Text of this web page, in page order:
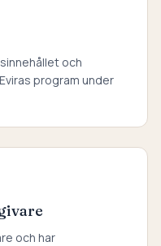
och
program under
och har